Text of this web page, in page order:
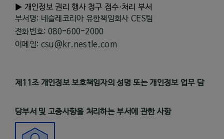
▶ 개인정보 권리 행사 청구 접수·처리 부서
부서명: 네슬레코리아 유한책임회사 CES팀
전화번호: 080-600-2000
이메일: csu@kr.nestle.com
제 11 조 개인정보 보호책임자의 성명 또는 개인정보 업무 담
당부서 및 고충사항을 처리하는 부서에 관한 사항